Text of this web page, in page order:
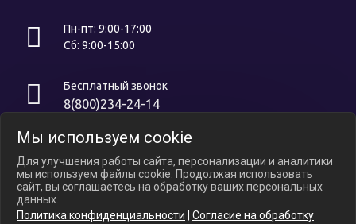
Пн-пт: 9:00-17:00
Сб: 9:00-15:00
Бесплатный звонок
8(800)234-24-14
Интернет ресурс носит исключительно информационный характер и
437 ГК РФ. В связи с ослаблением курса российского рубля цены на
сайте могут варьироваться, уточняйте актуальные цены у
менеджеров по телефону.
Мы используем cookie
Для улучшения работы сайта, персонализации и аналитики
мы используем файлы cookie. Продолжая использовать
сайт, вы соглашаетесь на обработку ваших персональных
данных.
Политика конфиденциальности
Согласие на обработку